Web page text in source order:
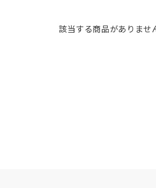
該当する商品がありませ